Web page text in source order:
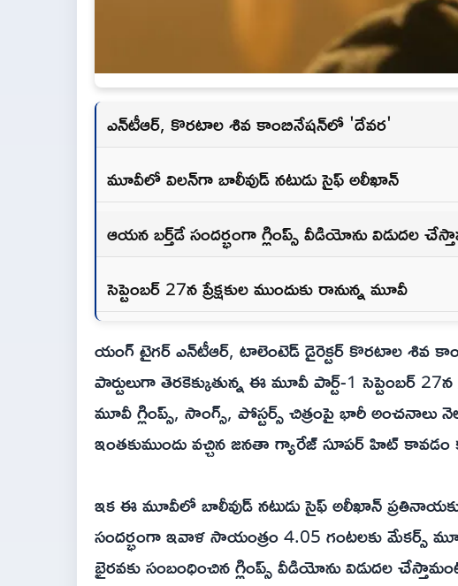
ఎన్‌టీఆర్, కొర‌టాల శివ కాంబినేష‌న్‌లో 'దేవ‌ర‌'
మూవీలో విల‌న్‌గా బాలీవుడ్ న‌టుడు సైఫ్ అలీఖాన్
ఆయ‌న బ‌ర్త్‌డే సంద‌ర్భంగా గ్లింప్స్ వీడియోను విడుద‌ల
సెప్టెంబ‌ర్ 27న ప్రేక్షకుల ముందుకు రానున్న మూవీ
యంగ్ టైగ‌ర్ ఎన్‌టీఆర్, టాలెంటెడ్ డైరెక్ట‌ర్ కొర‌టాల శివ
పార్టులుగా తెర‌కెక్కుతున్న ఈ మూవీ పార్ట్‌-1 సెప్టెంబ‌ర్ 27న
మూవీ గ్లింప్స్‌, సాంగ్స్, పోస్ట‌ర్స్ చిత్రంపై భారీ
ఇంత‌కుముందు వ‌చ్చిన జ‌న‌తా గ్యారేజ్ సూప‌ర్ హిట్
ఇక ఈ మూవీలో బాలీవుడ్ న‌టుడు సైఫ్ అలీఖాన్
సంద‌ర్భంగా ఇవాళ సాయంత్రం 4.05 గంట‌ల‌కు మేక‌ర్స్
భైర‌వకు సంబంధించిన గ్లింప్స్ వీడియోను విడుద‌ల